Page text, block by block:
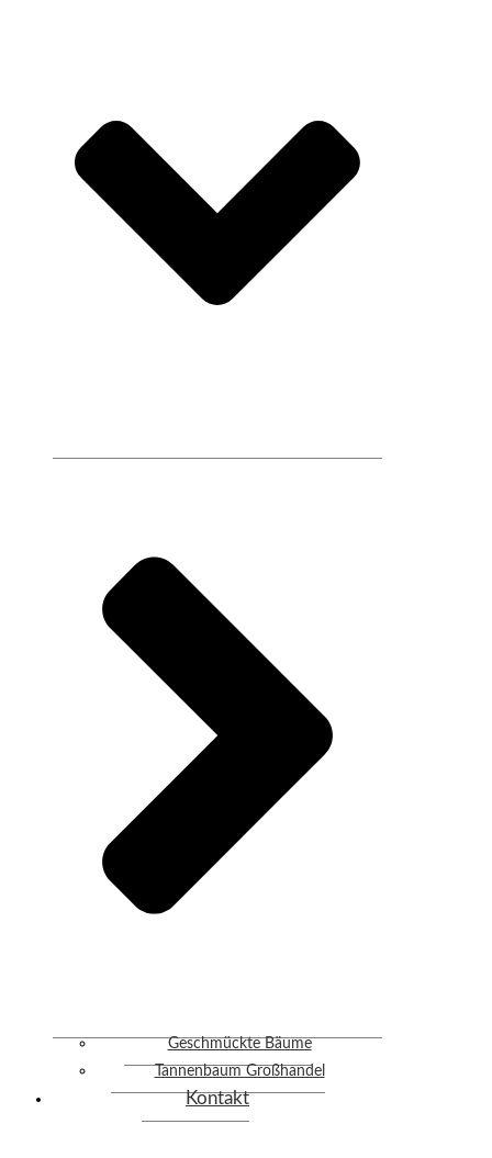
Geschmückte Bäume
Tannenbaum Großhandel
Kontakt